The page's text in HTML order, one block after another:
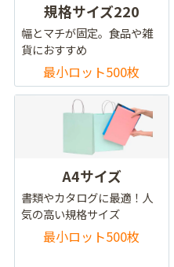
規格サイズ220
幅とマチが固定。食品や雑
貨におすすめ
最小ロット500枚
A4サイズ
書類やカタログに最適！人
気の高い規格サイズ
最小ロット500枚